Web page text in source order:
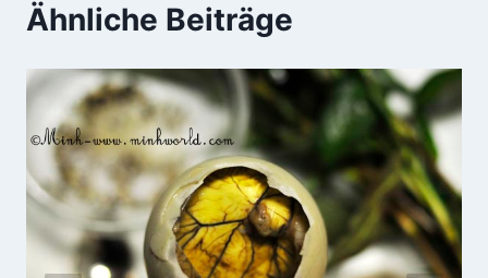
Ähnliche Beiträge